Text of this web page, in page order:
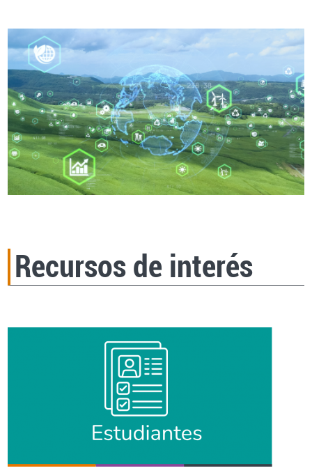
Recursos de interés